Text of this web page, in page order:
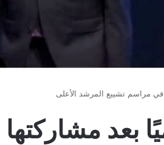
مراسم تشييع المرشد الأعلى
بعد مشاركتها